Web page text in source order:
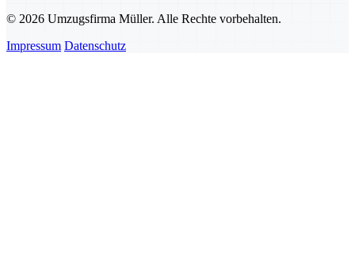
© 2026 Umzugsfirma Müller. Alle Rechte vorbehalten.
Impressum Datenschutz